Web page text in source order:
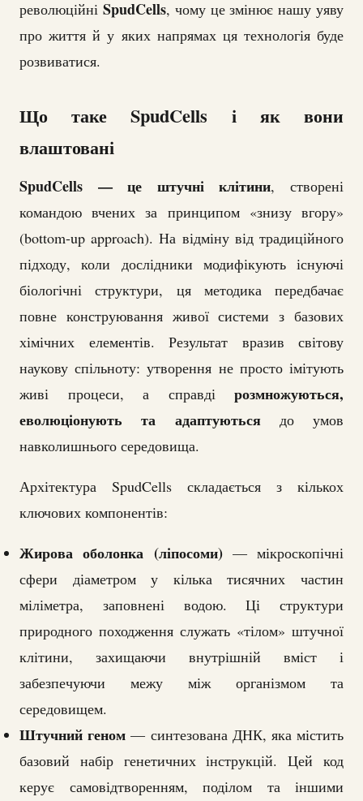
революційні SpudCells, чому це змінює нашу уяву
про життя й у яких напрямах ця технологія буде
розвиватися.
Що таке SpudCells і як вони
влаштовані
SpudCells — це штучні клітини, створені
командою вчених за принципом «знизу вгору»
(bottom-up approach). На відміну від традиційного
підходу, коли дослідники модифікують існуючі
біологічні структури, ця методика передбачає
повне конструювання живої системи з базових
хімічних елементів. Результат вразив світову
наукову спільноту: утворення не просто імітують
живі процеси, а справді розмножуються,
еволюціонують та адаптуютьсядо умов
навколишнього середовища.
Архітектура SpudCells складається з кількох
ключових компонентів:
Жирова оболонка (ліпосоми)— мікроскопічні
сфери діаметром у кілька тисячних частин
міліметра, заповнені водою. Ці структури
природного походження служать «тілом» штучної
клітини, захищаючи внутрішній вміст і
забезпечуючи межу між організмом та
середовищем.
Штучний геном — синтезована ДНК, яка містить
базовий набір генетичних інструкцій. Цей код
керує самовідтворенням, поділом та іншими